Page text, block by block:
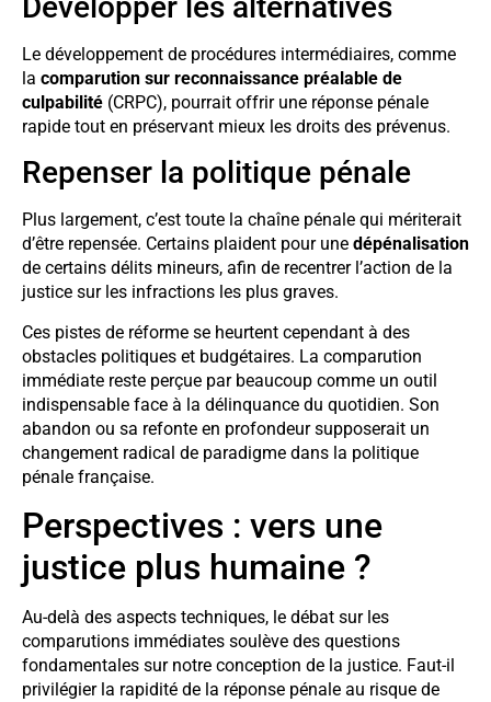
Le développement de procédures intermédiaires, comme
la comparution sur reconnaissance préalable de
culpabilité (CRPC), pourrait offrir une réponse pénale
rapide tout en préservant mieux les droits des prévenus.
Repenser la politique pénale
Plus largement, c’est toute la chaîne pénale qui mériterait
d’être repensée. Certains plaident pour une dépénalisation
de certains délits mineurs, afin de recentrer l’action de la
justice sur les infractions les plus graves.
Ces pistes de réforme se heurtent cependant à des
obstacles politiques et budgétaires. La comparution
immédiate reste perçue par beaucoup comme un outil
indispensable face à la délinquance du quotidien. Son
abandon ou sa refonte en profondeur supposerait un
changement radical de paradigme dans la politique
pénale française.
Perspectives : vers une
justice plus humaine ?
Au-delà des aspects techniques, le débat sur les
comparutions immédiates soulève des questions
fondamentales sur notre conception de la justice. Faut-il
privilégier la rapidité de la réponse pénale au risque de